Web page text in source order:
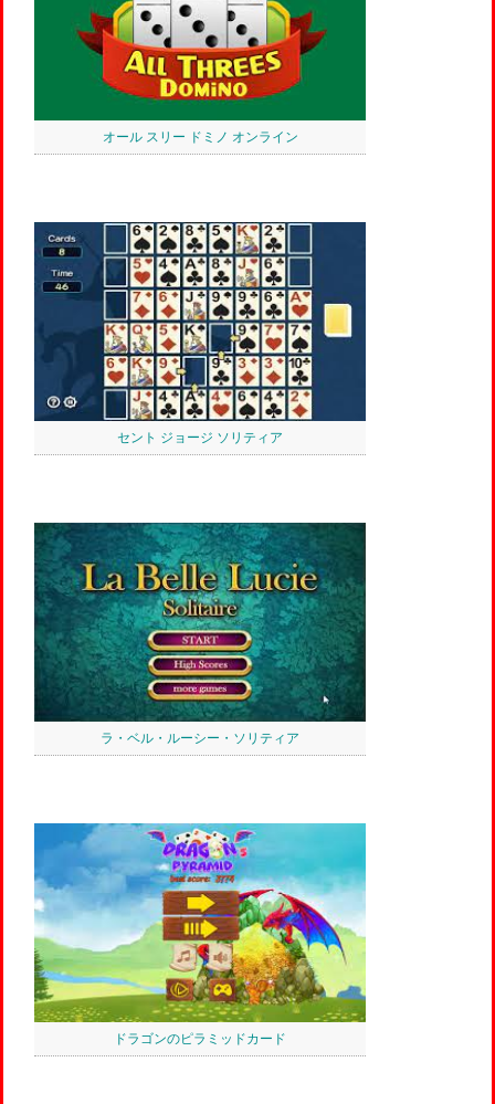
オール スリー ドミノ オンライン
セント ジョージ ソリティア
ラ・ベル・ルーシー・ソリティア
ドラゴンのピラミッドカード